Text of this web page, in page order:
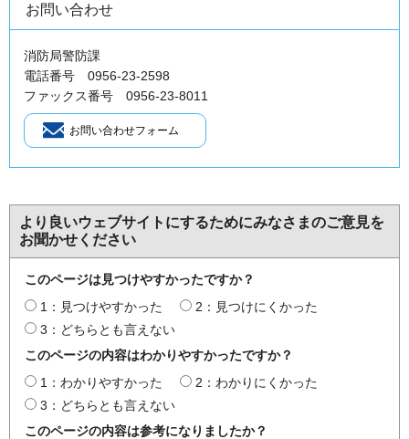
お問い合わせ
消防局警防課
電話番号 0956-23-2598
ファックス番号 0956-23-8011
より良いウェブサイトにするためにみなさまのご意見を
お聞かせください
このページは見つけやすかったですか？
1：見つけやすかった
2：見つけにくかった
3：どちらとも言えない
このページの内容はわかりやすかったですか？
1：わかりやすかった
2：わかりにくかった
3：どちらとも言えない
このページの内容は参考になりましたか？